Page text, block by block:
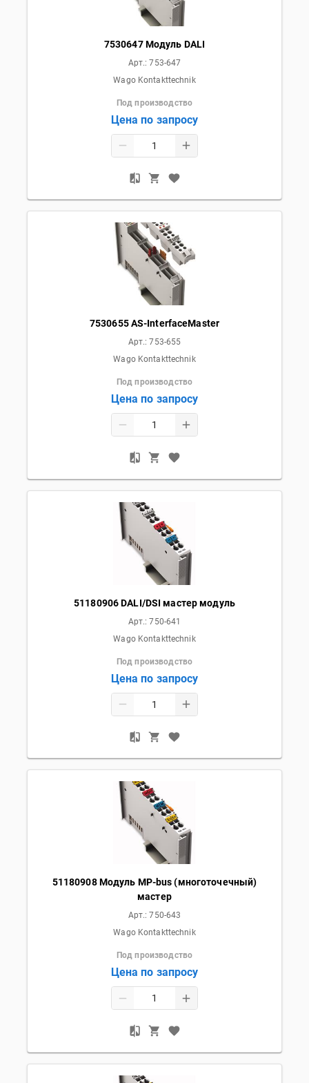
7530647 Модуль DALI
Арт.:753-647
Wago Kontakttechnik
Под производство
Цена по запросу
7530655 AS-InterfaceMaster
Арт.:753-655
Wago Kontakttechnik
Под производство
Цена по запросу
51180906 DALI/DSI мастер модуль
Арт.:750-641
Wago Kontakttechnik
Под производство
Цена по запросу
51180908 Модуль MP-bus (многоточечный)
мастер
Арт.:750-643
Wago Kontakttechnik
Под производство
Цена по запросу